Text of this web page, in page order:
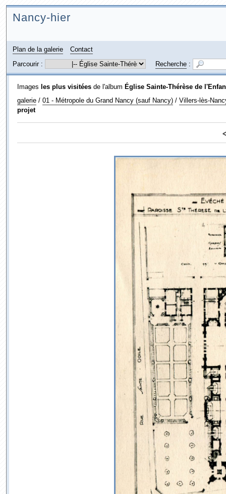
Nancy-hier
Plan de la galerie
Contact
Parcourir :
Recherche:
Images les plus visitéesde l'album Église Sainte-Thérèse de
galerie/ 01 - Métropole du Grand Nancy (sauf Nancy)/ Villers-lès-
projet